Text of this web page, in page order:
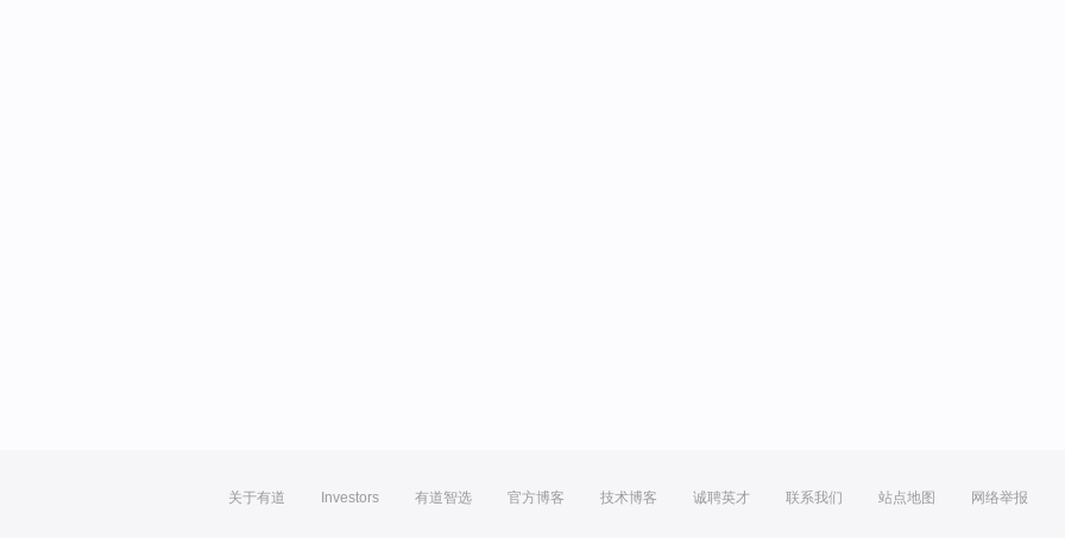
关于有道 Investors 有道智选 官方博客 技术博客 诚聘英才 联系我们 站点地图 网络举报